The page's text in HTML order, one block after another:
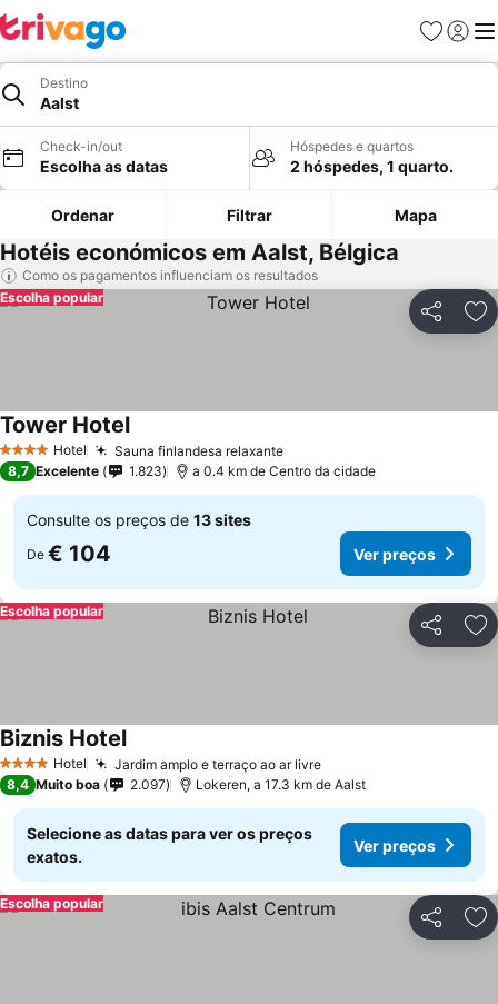
Favoritos
Iniciar
Destino
Aalst
Check-in/out
Escolha as datas
Hóspedes e quartos
2 hóspedes, 1 quarto.
Ordenar Filtrar Mapa
Hotéis económicos em Aalst, Bélgica
Como os pagamentos influenciam os resultados
Partilhar
Escolha popular
4 EstrelasHotel Sauna finlandesa relaxanteVer preços
Tower HotelVer preços
8,7 Excelente 1.823 a 0.4 km de Centro da cidade
Consulte os preços de 13 sites
De € 104 Ver preços
Partilhar
Escolha popular
4 EstrelasHotel Jardim amplo e terraço ao ar livreVer preços
Biznis HotelVer preços
8,4 Muito boa 2.097 Lokeren, a 17.3 km de Aalst
Selecione as datas para ver os preços
exatos.
Ver preços
Partilhar
Escolha popular